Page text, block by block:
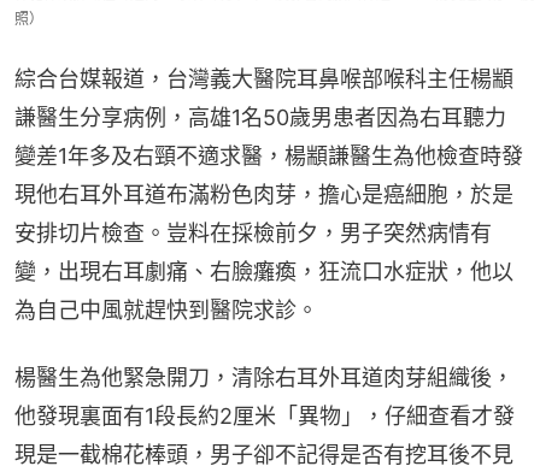
照）
綜合台媒報道，台灣義大醫院耳鼻喉部喉科主任楊顓
謙醫生分享病例，高雄1名50歲男患者因為右耳聽力
變差1年多及右頸不適求醫，楊顓謙醫生為他檢查時發
現他右耳外耳道布滿粉色肉芽，擔心是癌細胞，於是
安排切片檢查。豈料在採檢前夕，男子突然病情有
變，出現右耳劇痛、右臉癱瘓，狂流口水症狀，他以
為自己中風就趕快到醫院求診。
楊醫生為他緊急開刀，清除右耳外耳道肉芽組織後，
他發現裏面有1段長約2厘米「異物」，仔細查看才發
現是一截棉花棒頭，男子卻不記得是否有挖耳後不見